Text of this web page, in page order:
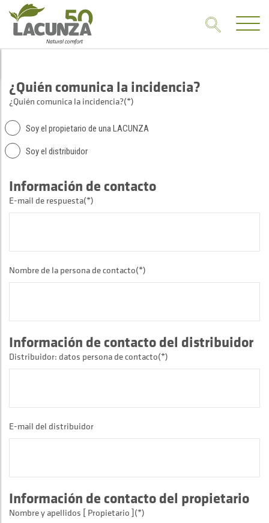
¿Quién comunica la incidencia?
¿Quién comunica la incidencia?(*)
Soy el propietario de una LACUNZA
Soy el distribuidor
Información de contacto
E-mail de respuesta(*)
Nombre de la persona de contacto(*)
Información de contacto del distribuidor
Distribuidor: datos persona de contacto(*)
E-mail del distribuidor
Información de contacto del propietario
Nombre y apellidos [ Propietario ](*)